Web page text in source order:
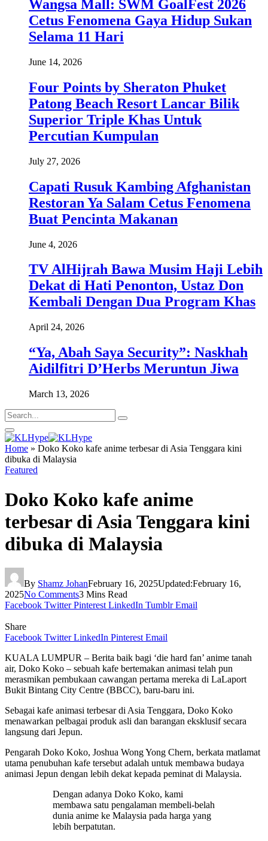
Wangsa Mall: SWM GoalFest 2026
Cetus Fenomena Gaya Hidup Sukan
Selama 11 Hari
June 14, 2026
Four Points by Sheraton Phuket
Patong Beach Resort Lancar Bilik
Superior Triple Khas Untuk
Percutian Kumpulan
July 27, 2026
Capati Rusuk Kambing Afghanistan
Restoran Ya Salam Cetus Fenomena
Buat Pencinta Makanan
June 4, 2026
TV AlHijrah Bawa Musim Haji Lebih
Dekat di Hati Penonton, Ustaz Don
Kembali Dengan Dua Program Khas
April 24, 2026
“Ya, Abah Saya Security”: Naskhah
Aidilfitri D’Herbs Meruntun Jiwa
March 13, 2026
Home » Doko Koko kafe anime terbesar di Asia Tenggara kini
dibuka di Malaysia
Featured
Doko Koko kafe anime
terbesar di Asia Tenggara kini
dibuka di Malaysia
By Shamz JohanFebruary 16, 2025Updated:February 16,
2025No Comments3 Mins Read
Facebook Twitter Pinterest LinkedIn Tumblr Email
Share
Facebook Twitter LinkedIn Pinterest Email
KUALA LUMPUR – Berita baik bagi ‘die hard fan’ anime tanah
air, Doko Koko – sebuah kafe bertemakan animasi telah pun
merasmikan pembukaan cawangan pertama mereka di LaLaport
Bukit Bintang City Centre (BBCC), baru-baru ini.
Sebagai kafe animasi terbesar di Asia Tenggara, Doko Koko
menawarkan pelbagai produk asli dan barangan eksklusif secara
langsung dari Jepun.
Pengarah Doko Koko, Joshua Wong Yong Chern, berkata matlamat
utama penubuhan kafe tersebut adalah untuk membawa budaya
animasi Jepun dengan lebih dekat kepada peminat di Malaysia.
Dengan adanya Doko Koko, kami
membawa satu pengalaman membeli-belah
dunia anime ke Malaysia pada harga yang
lebih berpatutan.